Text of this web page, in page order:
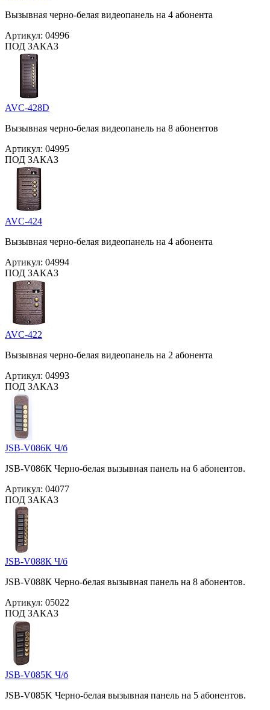
Вызывная черно-белая видеопанель на 4 абонента
Артикул: 04996
ПОД ЗАКАЗ
AVC-428D
Вызывная черно-белая видеопанель на 8 абонентов
Артикул: 04995
ПОД ЗАКАЗ
AVC-424
Вызывная черно-белая видеопанель на 4 абонента
Артикул: 04994
ПОД ЗАКАЗ
AVC-422
Вызывная черно-белая видеопанель на 2 абонента
Артикул: 04993
ПОД ЗАКАЗ
JSB-V086К Ч/б
JSB-V086К Черно-белая вызывная панель на 6 абонентов.
Артикул: 04077
ПОД ЗАКАЗ
JSB-V088К Ч/б
JSB-V088К Черно-белая вызывная панель на 8 абонентов.
Артикул: 05022
ПОД ЗАКАЗ
JSB-V085K Ч/б
JSB-V085K Черно-белая вызывная панель на 5 абонентов.